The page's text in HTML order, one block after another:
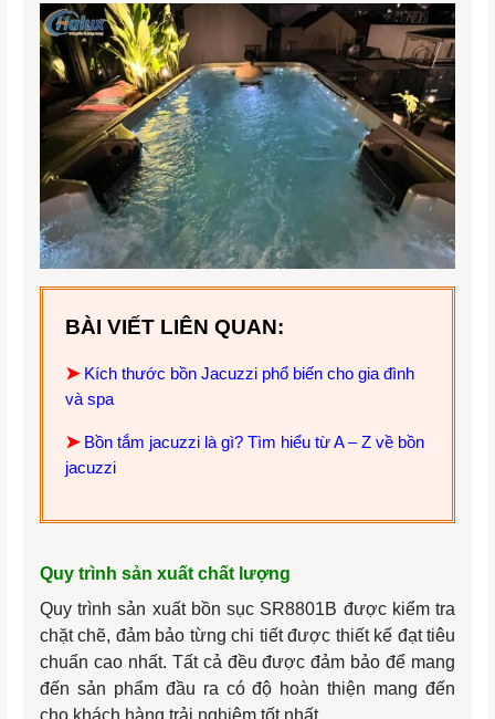
BÀI VIẾT LIÊN QUAN:
➤ Kích thước bồn Jacuzzi phổ biến cho gia đình
và spa
➤ Bồn tắm jacuzzi là gì? Tìm hiểu từ A – Z về bồn
jacuzzi
Quy trình sản xuất chất lượng
Quy trình sản xuất bồn sục SR8801B được kiểm tra
chặt chẽ, đảm bảo từng chi tiết được thiết kế đạt tiêu
chuẩn cao nhất. Tất cả đều được đảm bảo để mang
đến sản phẩm đầu ra có độ hoàn thiện mang đến